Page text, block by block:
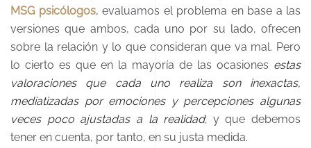
MSG psicólogos, evaluamos el problema en base a las
versiones que ambos, cada uno por su lado, ofrecen
sobre la relación y lo que consideran que va mal. Pero
lo cierto es que en la mayoría de las ocasiones estas
valoraciones que cada uno realiza son inexactas,
mediatizadas por emociones y percepciones algunas
veces poco ajustadas a la realidad; y que debemos
tener en cuenta, por tanto, en su justa medida.